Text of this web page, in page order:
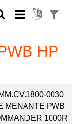
HP
MM.CV.1800-0030
MENANTE PWB
1000R